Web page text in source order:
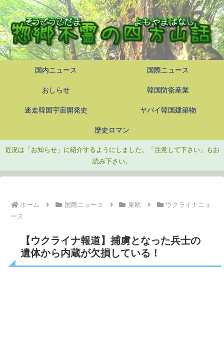
国内ニュース 国際ニュース
おしらせ 韓国防衛産業
迷走韓国宇宙開発史 ヤバイ韓国建築物
歴史ロマン
近況は「お知らせ」に紹介するようにしました。「注意して下さい」もお
読み下さい。
ホーム 国際ニュース 東欧
ウクライナニュ
ース
【ウクライナ報道】捕虜となった兵士の
遺体から内蔵が欠損している！